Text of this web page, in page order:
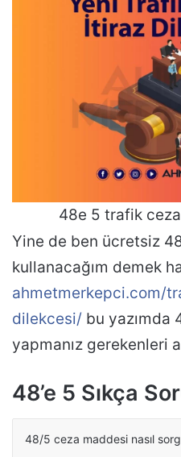
48e 5 trafik
Yine de ben ücretsiz
kullanacağım demek
ahmetmerkepci.com/
dilekcesi/ bu yazımda
yapmanız gerekenleri
48’e 5 Sıkça
48/5 ceza maddesi nasıl